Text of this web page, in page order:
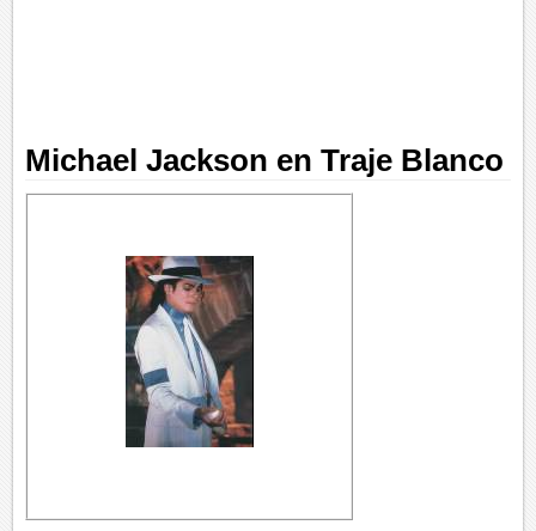
Michael Jackson en Traje Blanco